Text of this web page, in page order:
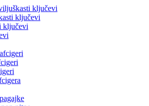
ključevi
ključevi
ključevi